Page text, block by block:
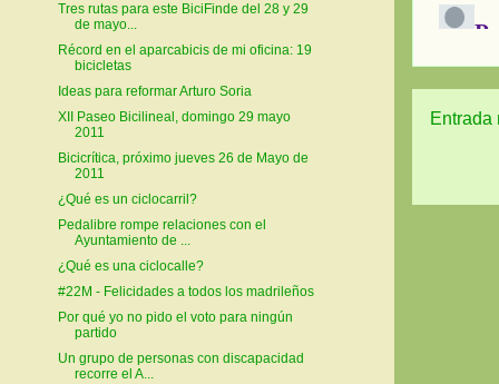
Entrada
Tres rutas para este BiciFinde del 28 y 29
de mayo...
Récord en el aparcabicis de mi oficina: 19
bicicletas
Ideas para reformar Arturo Soria
XII Paseo Bicilineal, domingo 29 mayo
2011
Bicicrítica, próximo jueves 26 de Mayo de
2011
¿Qué es un ciclocarril?
Pedalibre rompe relaciones con el
Ayuntamiento de ...
¿Qué es una ciclocalle?
#22M - Felicidades a todos los madrileños
Por qué yo no pido el voto para ningún
partido
Un grupo de personas con discapacidad
recorre el A...